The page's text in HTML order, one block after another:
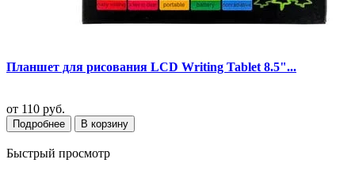
Планшет для рисования LCD Writing Tablet 8.5"...
от 110 руб.
Подробнее В корзину
Быстрый просмотр